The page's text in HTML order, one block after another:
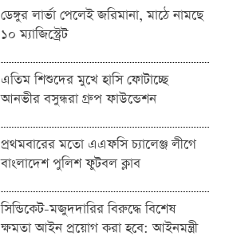
ডেঙ্গুর লার্ভা পেলেই জরিমানা, মাঠে নামছে
১০ ম্যাজিস্ট্রেট
এতিম শিশুদের মুখে হাসি ফোটাচ্ছে
আনভীর বসুন্ধরা গ্রুপ ফাউন্ডেশন
প্রথমবারের মতো এএফসি চ্যালেঞ্জ লীগে
বাংলাদেশ পুলিশ ফুটবল ক্লাব
সিন্ডিকেট-মজুদদারির বিরুদ্ধে বিশেষ
ক্ষমতা আইন প্রয়োগ করা হবে: আইনমন্ত্রী